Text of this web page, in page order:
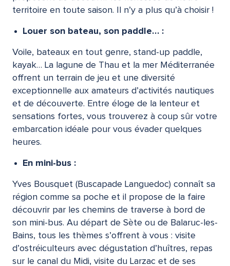
territoire en toute saison. Il n’y a plus qu’à choisir !
Louer son bateau, son paddle… :
Voile, bateaux en tout genre, stand-up paddle,
kayak… La lagune de Thau et la mer Méditerranée
offrent un terrain de jeu et une diversité
exceptionnelle aux amateurs d’activités nautiques
et de découverte. Entre éloge de la lenteur et
sensations fortes, vous trouverez à coup sûr votre
embarcation idéale pour vous évader quelques
heures.
En mini-bus :
Yves Bousquet (Buscapade Languedoc) connaît sa
région comme sa poche et il propose de la faire
découvrir par les chemins de traverse à bord de
son mini-bus. Au départ de Sète ou de Balaruc-les-
Bains, tous les thèmes s’offrent à vous : visite
d’ostréiculteurs avec dégustation d’huîtres, repas
sur le canal du Midi, visite du Larzac et de ses